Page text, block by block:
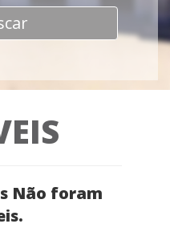
Não foram